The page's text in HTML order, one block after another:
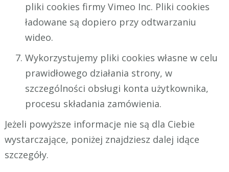
pliki cookies firmy Vimeo Inc. Pliki cookies
ładowane są dopiero przy odtwarzaniu
wideo.
Wykorzystujemy pliki cookies własne w celu
prawidłowego działania strony, w
szczególności obsługi konta użytkownika,
procesu składania zamówienia.
Jeżeli powyższe informacje nie są dla Ciebie
wystarczające, poniżej znajdziesz dalej idące
szczegóły.